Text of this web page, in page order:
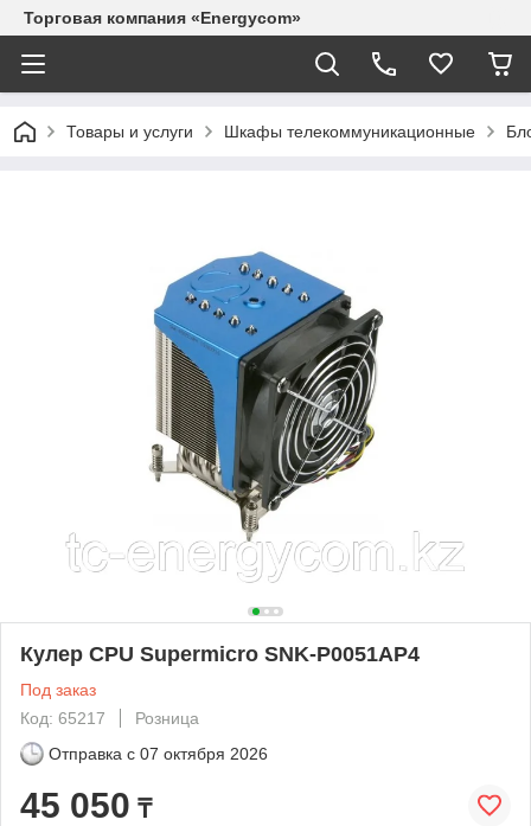
Торговая компания «Energycom»
Товары и услуги Шкафы телекоммуникационные
Кулер CPU Supermicro SNK-P0051AP4
Под заказ
Код: 65217
Розница
Отправка с 07 октября 2026
45 050 ₸